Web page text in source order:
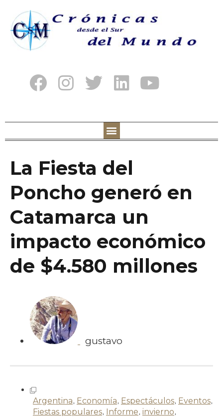
La Fiesta del
Poncho generó en
Catamarca un
impacto económico
de $4.580 millones
gustavo
Argentina, Economía, Espectáculos, Eventos,
Fiestas populares, Informe, invierno,